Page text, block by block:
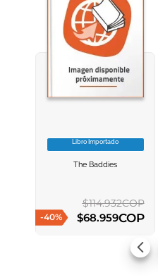
VER INFORMACION
Libro Importado
The Baddies
-40%
$114.932COP
$68.959COP